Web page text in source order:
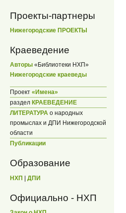
Проекты-партнеры
Нижегородские ПРОЕКТЫ
Краеведение
Авторы «Библиотеки НХП»
Нижегородские краеведы
Проект «Имена»
раздел КРАЕВЕДЕНИЕ
ЛИТЕРАТУРА о народных
промыслах и ДПИ Нижегородской
области
Публикации
Образование
НХП | ДПИ
Официально - НХП